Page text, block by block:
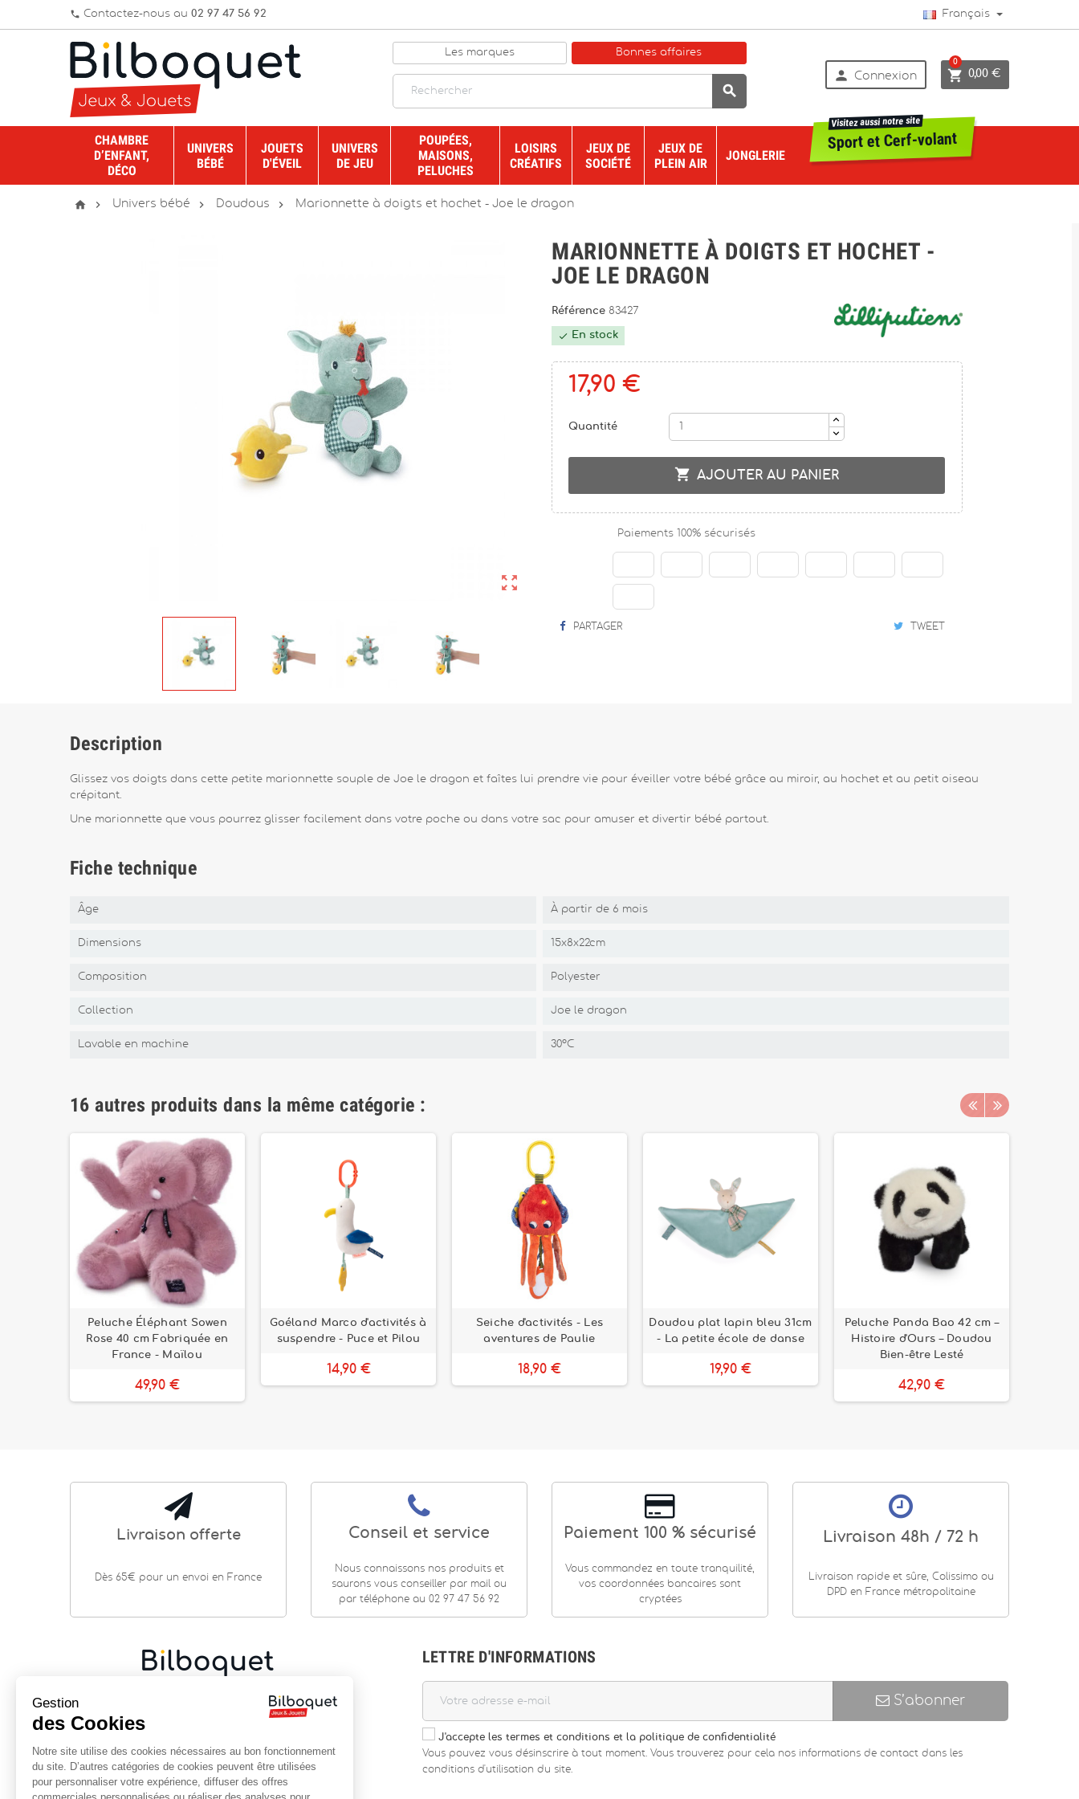
phone Contactez-nous au 02 97 47 56 92 Français
Les marques Bonnes affaires

 Connexion  0,00 €
0
CHAMBRE
D’ENFANT,
DÉCO
UNIVERS
BÉBÉ
JOUETS
D'ÉVEIL
UNIVERS
DE JEU
POUPÉES,
MAISONS,
PELUCHES
LOISIRS
CRÉATIFS
JEUX DE
SOCIÉTÉ
JEUX DE
PLEIN AIR
JONGLERIE
Sport et Cerf-volant
Visitez aussi notre site
  Univers bébé  Doudous  Marionnette à doigts et hochet - Joe le dragon

MARIONNETTE À DOIGTS ET HOCHET -
JOE LE DRAGON
Référence 83427
 En stock
17,90 €
Quantité
 AJOUTER AU PANIER
Paiements 100% sécurisés
PARTAGER TWEET
Description
Glissez vos doigts dans cette petite marionnette souple de Joe le dragon et faîtes lui prendre vie pour éveiller votre bébé grâce au miroir, au hochet et au petit oiseau
crépitant.
Une marionnette que vous pourrez glisser facilement dans votre poche ou dans votre sac pour amuser et divertir bébé partout.
Fiche technique
Âge À partir de 6 mois
Dimensions 15x8x22cm
Composition Polyester
Collection Joe le dragon
Lavable en machine 30°C
16 autres produits dans la même catégorie :
Peluche Éléphant Sowen
Rose 40 cm Fabriquée en
France - Maïlou
49,90 €
Goéland Marco d'activités à
suspendre - Puce et Pilou
14,90 €
Seiche d'activités - Les
aventures de Paulie
18,90 €
Doudou plat lapin bleu 31cm
- La petite école de danse
19,90 €
Peluche Panda Bao 42 cm –
Histoire d'Ours – Doudou
Bien-être Lesté
42,90 €
Livraison offerte
Dès 65€ pour un envoi en France
Conseil et service
Nous connaissons nos produits et
saurons vous conseiller par mail ou
par téléphone au 02 97 47 56 92
Paiement 100 % sécurisé
Vous commandez en toute tranquilité,
vos coordonnées bancaires sont
cryptées
Livraison 48h / 72 h
Livraison rapide et sûre, Colissimo ou
DPD en France métropolitaine
Cadeaux de naissance Jouets en bois |Jeux de
société | Loisirs créatifs
Centre historique de Vannes
Près de la cathédrale
LETTRE D'INFORMATIONS
S’abonner
J'accepte les termes et conditions et la politique de confidentialité
Vous pouvez vous désinscrire à tout moment. Vous trouverez pour cela nos informations de contact dans les
conditions d'utilisation du site.
Gestion
des Cookies
Notre site utilise des cookies nécessaires au bon fonctionnement
du site. D’autres catégories de cookies peuvent être utilisées
pour personnaliser votre expérience, diffuser des offres